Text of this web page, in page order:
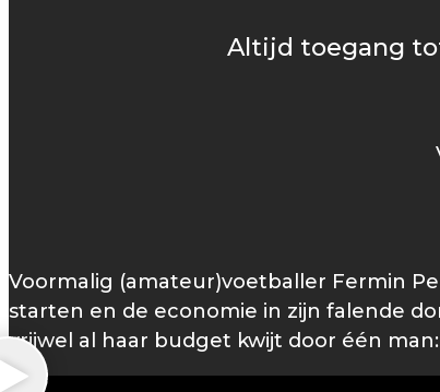
Altijd toegang
Voormalig (amateur)voetballer Fermin
starten en de economie in zijn falende
vrijwel al haar budget kwijt door één